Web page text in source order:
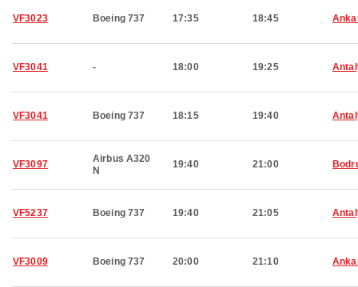
VF3023 Boeing 737 17:35 18:45
VF3041 - 18:00 19:25
VF3041 Boeing 737 18:15 19:40
VF3097
Airbus A320
N
19:40 21:00
VF5237 Boeing 737 19:40 21:05
VF3009 Boeing 737 20:00 21:10